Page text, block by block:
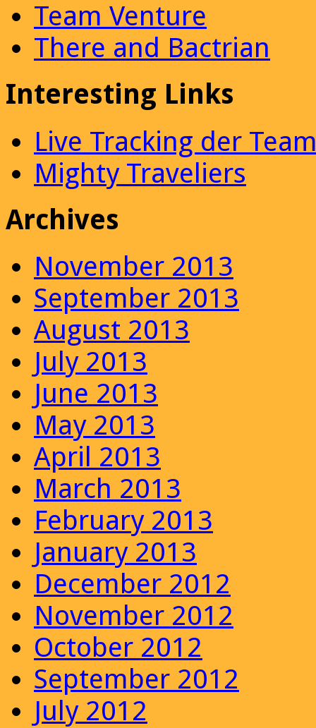
Team Venture
There and Bactrian
Interesting Links
Live Tracking der
Mighty Traveliers
Archives
November 2013
September 2013
August 2013
July 2013
June 2013
May 2013
April 2013
March 2013
February 2013
January 2013
December 2012
November 2012
October 2012
September 2012
July 2012